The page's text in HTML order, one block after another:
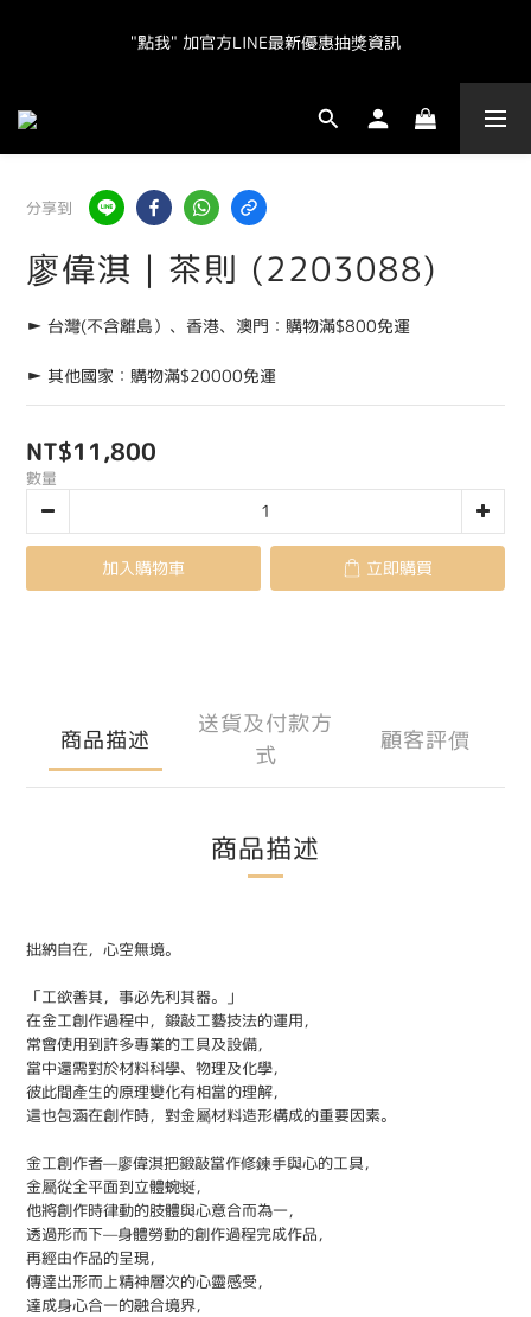
"點我" 加官方LINE最新優惠抽獎資訊
"點我" 加官方LINE最新優惠抽獎資訊
全球皆運送.  台灣地區（不含離島）滿NT800免運.  其他地區滿
"點我" 加官方LINE最新優惠抽獎資訊
分享到
廖偉淇｜茶則 (2203088)
► 台灣(不含離島）、香港、澳門：購物滿$800免運
► 其他國家：購物滿$20000免運
NT$11,800
數量
加入購物車 立即購買
商品描述
送貨及付款方
式
顧客評價
商品描述
拙納自在，心空無境。
「工欲善其，事必先利其器。」
在金工創作過程中，鍛敲工藝技法的運用，
常會使用到許多專業的工具及設備，
當中還需對於材料科學、物理及化學，
彼此間產生的原理變化有相當的理解，
這也包涵在創作時，對金屬材料造形構成的重要因素。
金工創作者—廖偉淇把鍛敲當作修鍊手與心的工具，
金屬從全平面到立體蜿蜒，
他將創作時律動的肢體與心意合而為一，
透過形而下—身體勞動的創作過程完成作品，
再經由作品的呈現，
傳達出形而上精神層次的心靈感受，
達成身心合一的融合境界，